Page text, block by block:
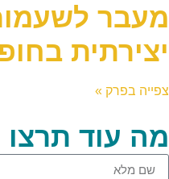
מעבר
יצירתית
צפייה בפרק »
מה עוד